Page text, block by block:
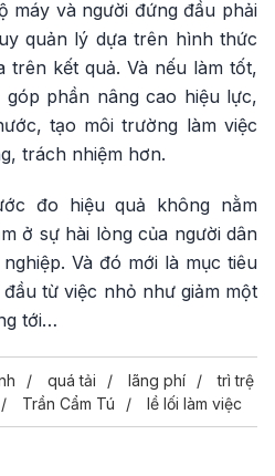
máy và người đứng đầu phải
quản lý dựa trên hình thức
trên kết quả. Và nếu làm tốt,
phần nâng cao hiệu lực,
tạo môi trường làm việc
trách nhiệm hơn.
đo hiệu quả không nằm
ở sự hài lòng của người dân
Và đó mới là mục tiêu
từ việc nhỏ như giảm một
tới…
quá tải lãng phí
trì trệ
Trần Cẩm Tú lề lối làm việc